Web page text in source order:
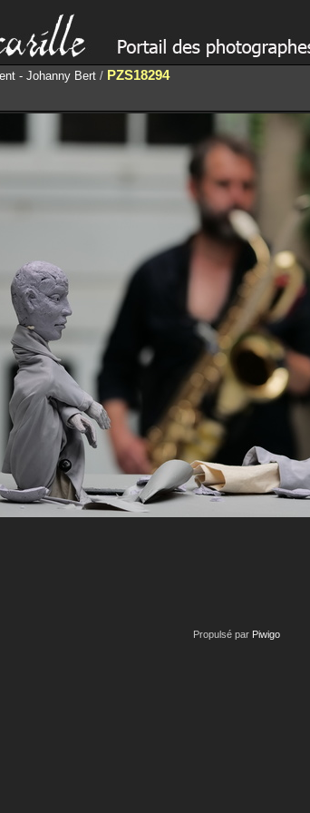
- Johanny Bert / PZS18294
Propulsé par Piwigo